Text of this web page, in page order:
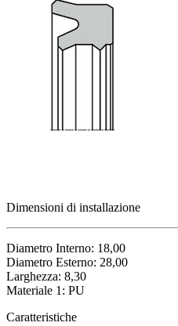
Dimensioni di installazione
Diametro Interno: 18,00
Diametro Esterno: 28,00
Larghezza: 8,30
Materiale 1: PU
Caratteristiche